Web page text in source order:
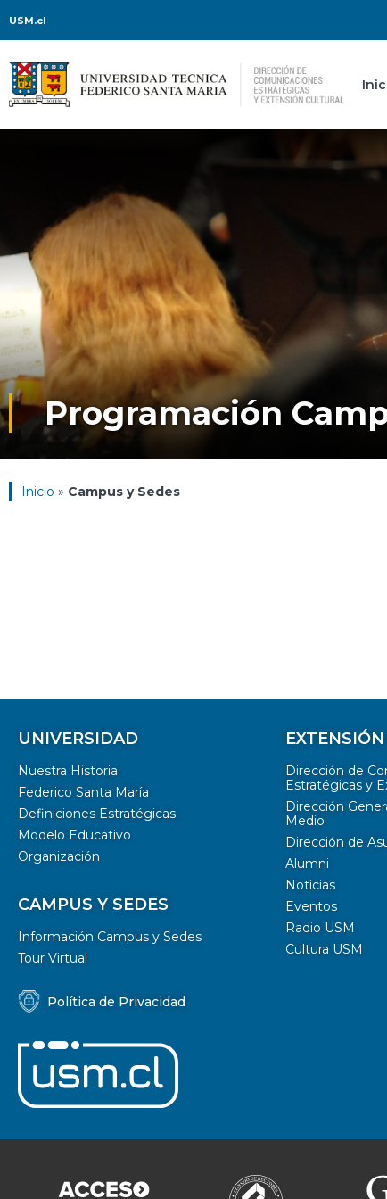
USM.cl
Programación
Inicio » Campus y Sedes
UNIVERSIDAD
Nuestra Historia
Federico Santa María
Definiciones Estratégicas
Modelo Educativo
Organización
CAMPUS Y SEDES
Información Campus y Sedes
Tour Virtual
Política de Privacidad
Dirección de
Estratégicas y
Dirección
Medio
Dirección de
Alumni
Noticias
Eventos
Radio USM
Cultura USM